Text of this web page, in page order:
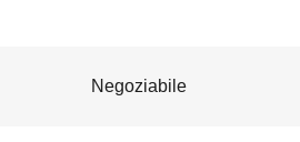
Negoziabile